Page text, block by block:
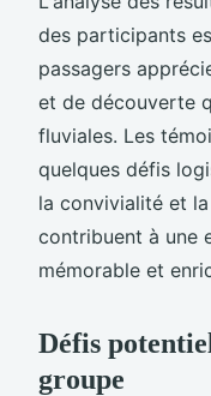
des participants
passagers
et de découverte
fluviales. Les
quelques défis
la convivialité et
contribuent à une
mémorable et
Défis
groupe